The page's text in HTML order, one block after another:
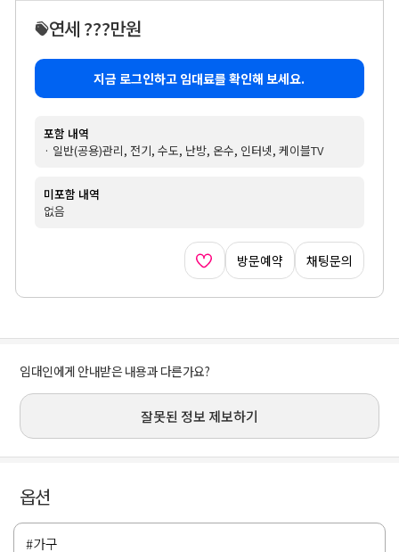
연세 ???만원
지금 로그인하고 임대료를 확인해 보세요.
포함 내역
· 일반(공용)관리, 전기, 수도, 난방, 온수, 인터넷, 케이블TV
미포함 내역
없음
방문예약 채팅문의
임대인에게 안내받은 내용과 다른가요?
잘못된 정보 제보하기
옵션
#가구